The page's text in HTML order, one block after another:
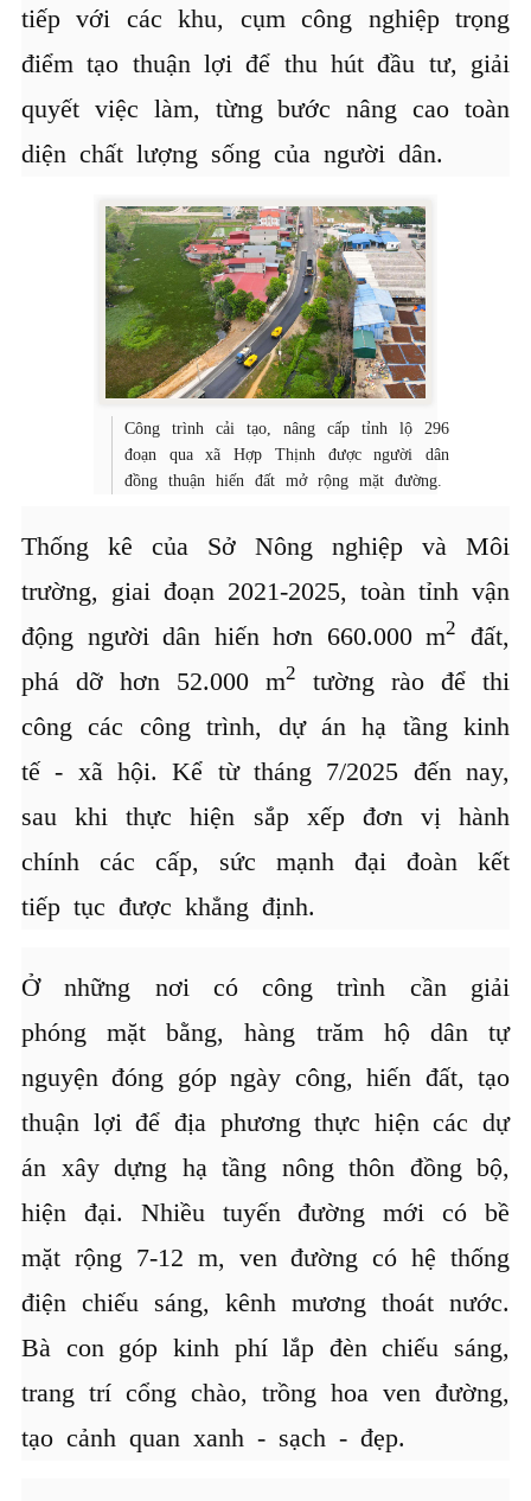
tiếp với các khu, cụm công nghiệp trọng
điểm tạo thuận lợi để thu hút đầu tư, giải
quyết việc làm, từng bước nâng cao toàn
diện chất lượng sống của người dân.
Công trình cải tạo, nâng cấp tỉnh lộ 296
đoạn qua xã Hợp Thịnh được người dân
đồng thuận hiến đất mở rộng mặt đường.
Thống kê của Sở Nông nghiệp và Môi
trường, giai đoạn 2021-2025, toàn tỉnh vận
động người dân hiến hơn 660.000 m2
đất,
phá dỡ hơn 52.000 m2
tường rào để thi
công các công trình, dự án hạ tầng kinh
tế - xã hội. Kể từ tháng 7/2025 đến nay,
sau khi thực hiện sắp xếp đơn vị hành
chính các cấp, sức mạnh đại đoàn kết
tiếp tục được khẳng định.
Ở những nơi có công trình cần giải
phóng mặt bằng, hàng trăm hộ dân tự
nguyện đóng góp ngày công, hiến đất, tạo
thuận lợi để địa phương thực hiện các dự
án xây dựng hạ tầng nông thôn đồng bộ,
hiện đại. Nhiều tuyến đường mới có bề
mặt rộng 7-12 m, ven đường có hệ thống
điện chiếu sáng, kênh mương thoát nước.
Bà con góp kinh phí lắp đèn chiếu sáng,
trang trí cổng chào, trồng hoa ven đường,
tạo cảnh quan xanh - sạch - đẹp.